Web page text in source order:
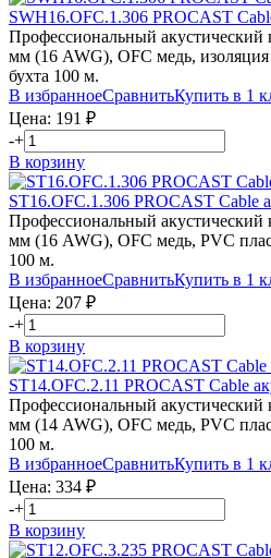
SWH16.OFC.1.306 PROCAST
Профессиональный акустический
мм (16 AWG), OFC медь,
бухта 100 м.
В избранноеСравнитьКупить в 1
Цена: 191 ₽
-+
В корзину
ST16.OFC.1.306 PROCAST Cable
Профессиональный акустический
мм (16 AWG), OFC медь, PVC
100 м.
В избранноеСравнитьКупить в 1
Цена: 207 ₽
-+
В корзину
ST14.OFC.2.11 PROCAST Cable
Профессиональный акустический
мм (14 AWG), OFC медь, PVC
100 м.
В избранноеСравнитьКупить в 1
Цена: 334 ₽
-+
В корзину